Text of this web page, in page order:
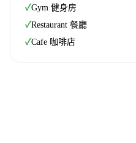
✓Gym 健身房
✓Restaurant 餐廳
✓Cafe 咖啡店